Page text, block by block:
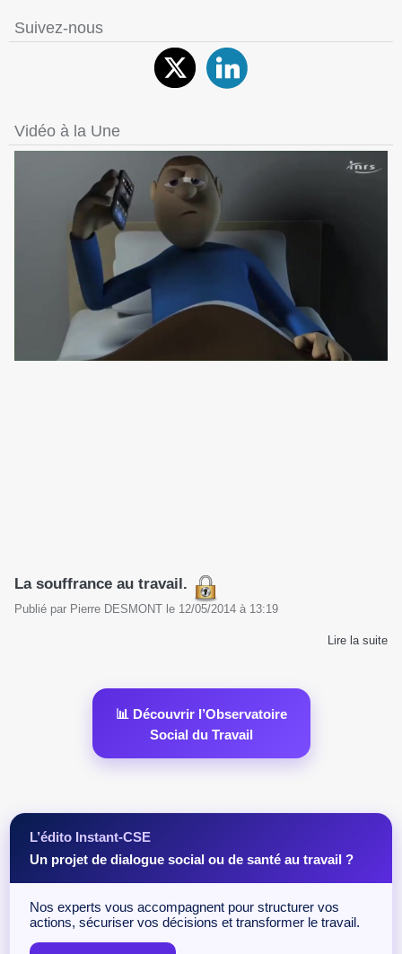
Suivez-nous
Vidéo à la Une
La souffrance au travail.
Publié par Pierre DESMONT le 12/05/2014 à 13:19
Lire la suite
📊 Découvrir l’Observatoire
Social du Travail
L’édito Instant-CSE
Un projet de dialogue social ou de santé au travail ?
Nos experts vous accompagnent pour structurer vos
actions, sécuriser vos décisions et transformer le travail.